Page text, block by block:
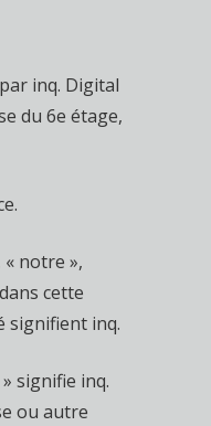
inq. Digital
du 6e étage,
« notre »,
cette
signifient inq.
signifie inq.
ou autre